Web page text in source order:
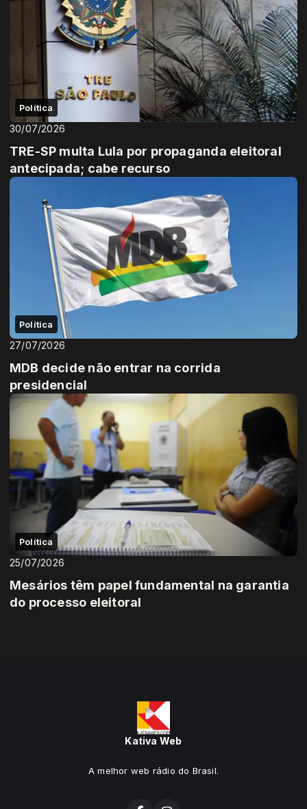
Política
30/07/2026
TRE-SP multa Lula por propaganda eleitoral
antecipada; cabe recurso
Política
27/07/2026
MDB decide não entrar na corrida
presidencial
Política
25/07/2026
Mesários têm papel fundamental na garantia
do processo eleitoral
Kativa Web
A melhor web rádio do Brasil.